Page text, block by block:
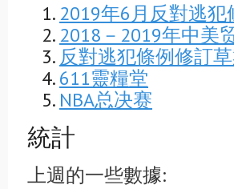
2019年6月反對逃
2018－2019年中美
反對逃犯條例修訂
611靈糧堂
NBA总决赛
統計
上週的一些數據: